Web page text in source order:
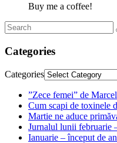
Buy me a coffee!
Categories
Categories
”Zece femei” de
Cum scapi de toxinele
Martie ne aduce
Jurnalul lunii februarie
Ianuarie – început de